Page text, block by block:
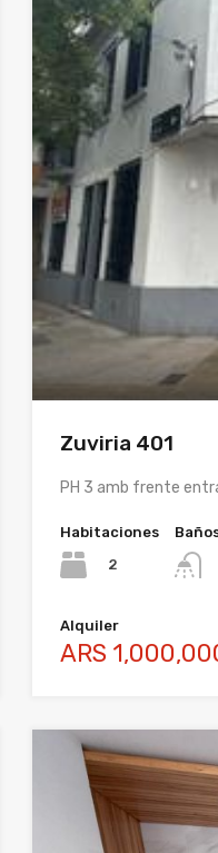
Zuviria 401
PH 3 amb frente
Habitaciones
2
Alquiler
ARS